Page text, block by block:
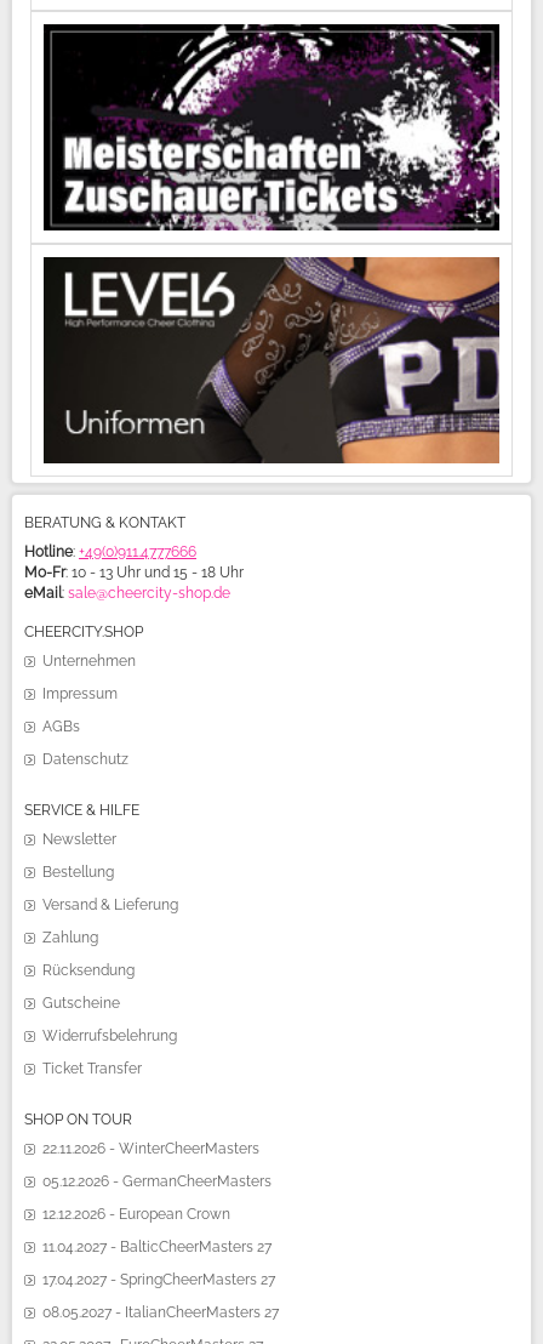
BERATUNG & KONTAKT
Hotline: +49(0)911.4777666
Mo-Fr: 10 - 13 Uhr und 15 - 18 Uhr
eMail: sale@cheercity-shop.de
CHEERCITY.SHOP
Unternehmen
Impressum
AGBs
Datenschutz
SERVICE & HILFE
Newsletter
Bestellung
Versand & Lieferung
Zahlung
Rücksendung
Gutscheine
Widerrufsbelehrung
Ticket Transfer
SHOP ON TOUR
22.11.2026 - WinterCheerMasters
05.12.2026 - GermanCheerMasters
12.12.2026 - European Crown
11.04.2027 - BalticCheerMasters 27
17.04.2027 - SpringCheerMasters 27
08.05.2027 - ItalianCheerMasters 27